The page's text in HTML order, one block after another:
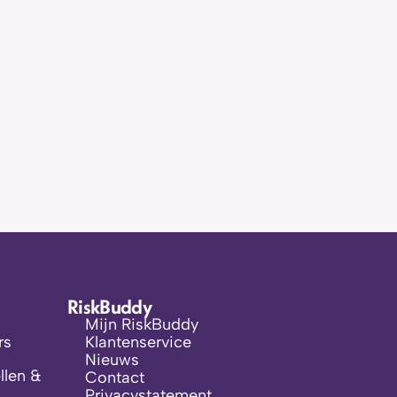
&
RiskBuddy
Mijn RiskBuddy
Klantenservice
Nieuws
Contact